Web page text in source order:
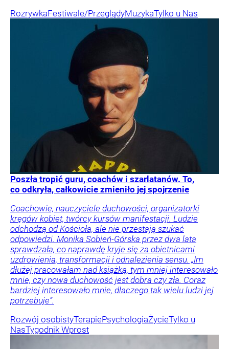
RozrywkaFestiwale/PrzeglądyMuzykaTylko u Nas
Poszła tropić guru, coachów i szarlatanów. To,
co odkryła, całkowicie zmieniło jej spojrzenie
Coachowie, nauczyciele duchowości, organizatorki
kręgów kobiet, twórcy kursów manifestacji. Ludzie
odchodzą od Kościoła, ale nie przestają szukać
odpowiedzi. Monika Sobień-Górska przez dwa lata
sprawdzała, co naprawdę kryje się za obietnicami
uzdrowienia, transformacji i odnalezienia sensu. „Im
dłużej pracowałam nad książką, tym mniej interesowało
mnie, czy nowa duchowość jest dobra czy zła. Coraz
bardziej interesowało mnie, dlaczego tak wielu ludzi jej
potrzebuje”.
Rozwój osobistyTerapiePsychologiaŻycieTylko u
NasTygodnik Wprost